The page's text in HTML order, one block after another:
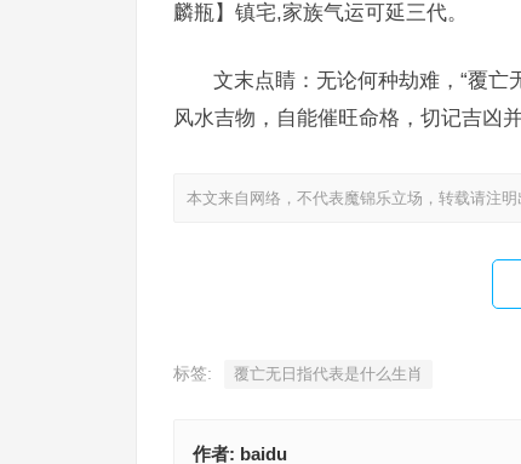
麟瓶】镇宅,家族气运可延三代。
文末点睛：无论何种劫难，“覆亡
风水吉物，自能催旺命格，切记吉凶
本文来自网络，不代表魔锦乐立场，转载请注明
标签: 覆亡无日指代表是什么生肖
作者: baidu